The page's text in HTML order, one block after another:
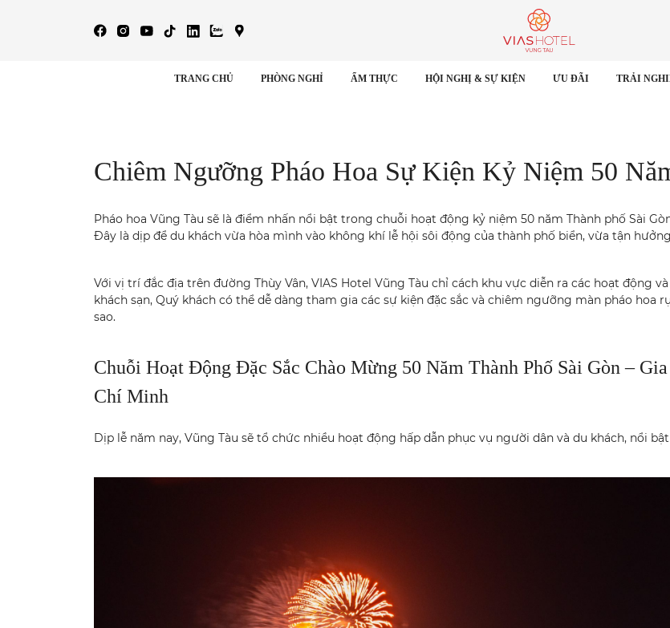
TRANG CHỦ PHÒNG NGHỈ ẨM THỰC HỘI NGHỊ & SỰ KIỆN ƯU ĐÃI TRẢI
Chiêm Ngưỡng Pháo Hoa Sự Kiện Kỷ Niệm 50
Pháo hoa Vũng Tàu sẽ là điểm nhấn nổi bật trong chuỗi hoạt động kỷ niệm 50 năm Thành phố Sài
Đây là dịp để du khách vừa hòa mình vào không khí lễ hội sôi động của thành phố biển, vừa tận
Với vị trí đắc địa trên đường Thùy Vân, VIAS Hotel Vũng Tàu chỉ cách khu vực diễn ra các hoạt động
khách sạn, Quý khách có thể dễ dàng tham gia các sự kiện đặc sắc và chiêm ngưỡng màn pháo
sao.
Chuỗi Hoạt Động Đặc Sắc Chào Mừng 50 Năm Thành Phố Sài Gòn –
Chí Minh
Dịp lễ năm nay, Vũng Tàu sẽ tổ chức nhiều hoạt động hấp dẫn phục vụ người dân và du khách, nổi